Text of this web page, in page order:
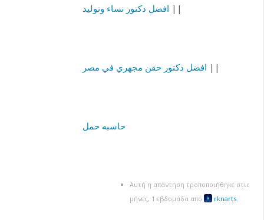
افضل دكتور نساء وتوليد ||
افضل دكتور حقن مجهري في مصر ||
حاسبه حمل
Αυτή η απάντηση τροποποιήθηκε στις
μήνες, 1 εβδομάδα από
rknarts.